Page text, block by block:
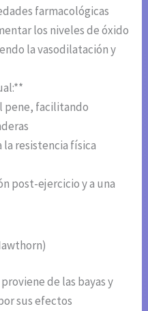
farmacológicas
los niveles de óxido
la vasodilatación y
pene, facilitando
la resistencia física
post-ejercicio y a una
de las bayas y
sus efectos